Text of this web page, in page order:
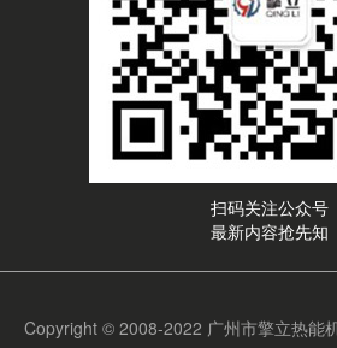
扫码关注公众号
最新内容抢先知
Copyright © 2008-2022 广州市擎立热能